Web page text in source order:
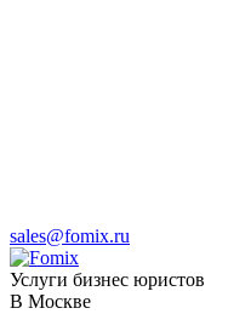
sales@fomix.ru
Услуги бизнес юристов
В Москве